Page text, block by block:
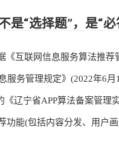
“选择题”，是“必
互联网信息服务算法推荐
服务管理规定》(2022年6
辽宁省APP算法备案管理
功能(包括内容分发、用户